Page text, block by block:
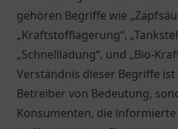
gehören Begriffe wie
„Kraftstofflagerung“,
„Schnellladung“, und „Bio-
Verständnis dieser Begriffe
Betreiber von Bedeutung,
Konsumenten, die